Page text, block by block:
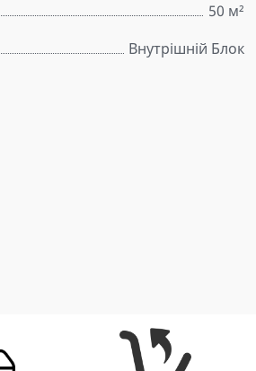
50 м²
Внутрішній Блок